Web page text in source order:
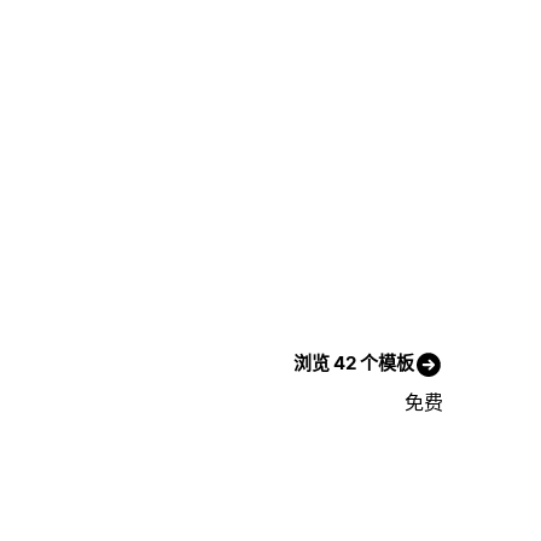
浏览 42 个模板
免费